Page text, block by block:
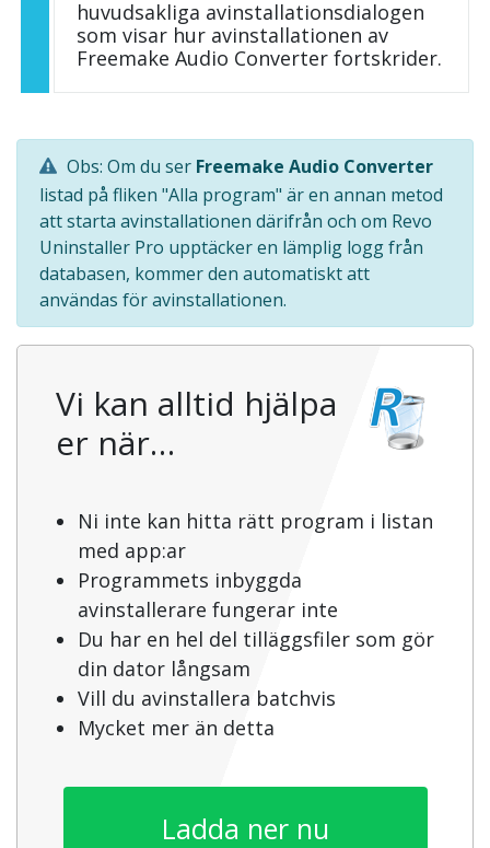
huvudsakliga avinstallationsdialogen
som visar hur avinstallationen av
Freemake Audio Converter fortskrider.
Obs: Om du ser Freemake Audio Converter
listad på fliken "Alla program" är en annan metod
att starta avinstallationen därifrån och om Revo
Uninstaller Pro upptäcker en lämplig logg från
databasen, kommer den automatiskt att
användas för avinstallationen.
Vi kan alltid hjälpa
er när…
Ni inte kan hitta rätt program i listan
med app:ar
Programmets inbyggda
avinstallerare fungerar inte
Du har en hel del tilläggsfiler som gör
din dator långsam
Vill du avinstallera batchvis
Mycket mer än detta
Ladda ner nu